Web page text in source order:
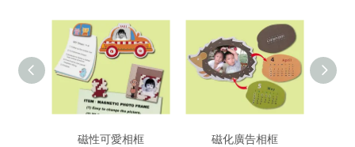
磁性可愛相框 磁化廣告相框